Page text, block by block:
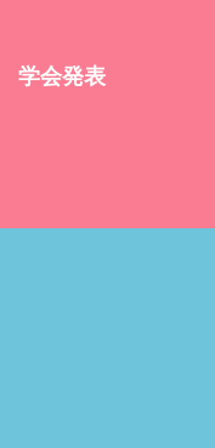
学会発表